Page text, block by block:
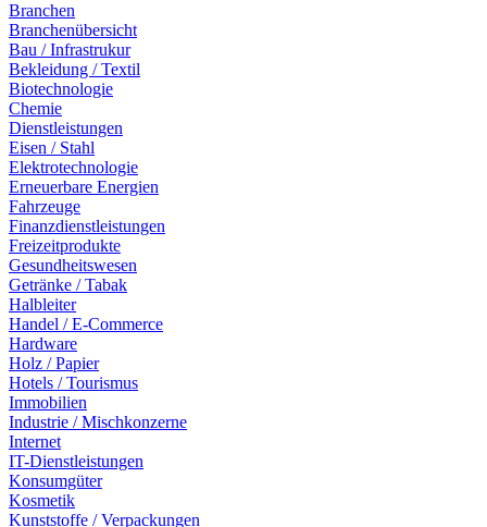
Branchen
Branchenübersicht
Bau / Infrastrukur
Bekleidung / Textil
Biotechnologie
Chemie
Dienstleistungen
Eisen / Stahl
Elektrotechnologie
Erneuerbare Energien
Fahrzeuge
Finanzdienstleistungen
Freizeitprodukte
Gesundheitswesen
Getränke / Tabak
Halbleiter
Handel / E-Commerce
Hardware
Holz / Papier
Hotels / Tourismus
Immobilien
Industrie / Mischkonzerne
Internet
IT-Dienstleistungen
Konsumgüter
Kosmetik
Kunststoffe / Verpackungen